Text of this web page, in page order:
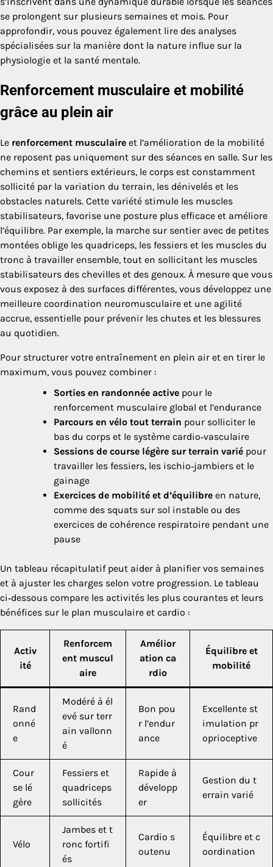
se prolongent sur plusieurs semaines et mois. Pour
approfondir, vous pouvez également lire des analyses
spécialisées sur la manière dont la nature influe sur la
physiologie et la santé mentale.
Renforcement musculaire et mobilité
grâce au plein air
Le renforcement musculaire et l’amélioration de la mobilité
ne reposent pas uniquement sur des séances en salle. Sur les
chemins et sentiers extérieurs, le corps est constamment
sollicité par la variation du terrain, les dénivelés et les
obstacles naturels. Cette variété stimule les muscles
stabilisateurs, favorise une posture plus efficace et améliore
l’équilibre. Par exemple, la marche sur sentier avec de petites
montées oblige les quadriceps, les fessiers et les muscles du
tronc à travailler ensemble, tout en sollicitant les muscles
stabilisateurs des chevilles et des genoux. À mesure que vous
vous exposez à des surfaces différentes, vous développez une
meilleure coordi­nation neuromusculaire et une agilité
accrue, essentielle pour prévenir les chutes et les blessures
au quotidien.
Pour structurer votre entraînement en plein air et en tirer le
maximum, vous pouvez combiner :
Sorties en randonnée active pour le
renforcement musculaire global et l’endurance
Parcours en vélo tout terrain pour solliciter le
bas du corps et le système cardio‑vasculaire
Sessions de course légère sur terrain varié pour
travailler les fessiers, les ischio‑jambiers et le
gainage
Exercices de mobilité et d’équilibre en nature,
comme des squats sur sol instable ou des
exercices de cohérence respiratoire pendant une
pause
Un tableau récapitulatif peut aider à planifier vos semaines
et à ajuster les charges selon votre progression. Le tableau
ci‑dessous compare les activités les plus courantes et leurs
bénéfices sur le plan musculaire et cardio :
Activ
ité
Renforcem
ent muscul
aire
Amélior
ation ca
rdio
Équilibre et
mobilité
Rand
onné
e
Modéré à él
evé sur terr
ain vallonn
é
Bon pou
r l’endur
ance
Excellente st
imulation pr
oprioceptive
Cour
se lé
gère
Fessiers et
quadriceps
sollicités
Rapide à
développ
er
Gestion du t
errain varié
Vélo
Jambes et t
ronc fortifi
és
Cardio s
outenu
Équilibre et c
oordination